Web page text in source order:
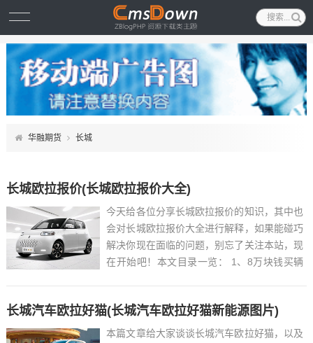
华融期货 长城
长城欧拉报价(长城欧拉报价大全)
今天给各位分享长城欧拉报价的知识，其中也
会对长城欧拉报价大全进行解释，如果能碰巧
解决你现在面临的问题，别忘了关注本站，现
在开始吧！本文目录一览： 1、8万块钱买辆
长城汽车欧拉好猫(长城汽车欧拉好猫新能源图片)
本篇文章给大家谈谈长城汽车欧拉好猫，以及